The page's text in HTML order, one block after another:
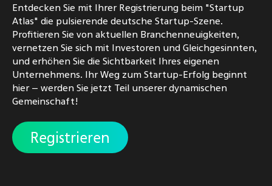
Entdecken Sie mit Ihrer Registrierung beim "Startup
Atlas" die pulsierende deutsche Startup-Szene.
Profitieren Sie von aktuellen Branchenneuigkeiten,
vernetzen Sie sich mit Investoren und Gleichgesinnten,
und erhöhen Sie die Sichtbarkeit Ihres eigenen
Unternehmens. Ihr Weg zum Startup-Erfolg beginnt
hier – werden Sie jetzt Teil unserer dynamischen
Gemeinschaft!
Registrieren